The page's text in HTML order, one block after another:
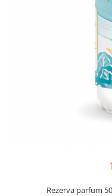
Rezerva parfum